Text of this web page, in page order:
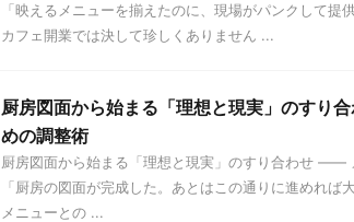
「映えるメニューを揃えたのに、現場がパンクして
カフェ開業では決して珍しくありません ...
厨房図面から始まる「理想と現実」のすり
めの調整術
厨房図面から始まる「理想と現実」のすり合わせ
「厨房の図面が完成した。あとはこの通りに進めれ
メニューとの ...